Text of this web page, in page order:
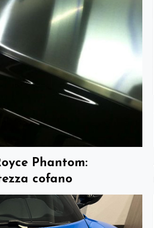
Phantom:
cofano